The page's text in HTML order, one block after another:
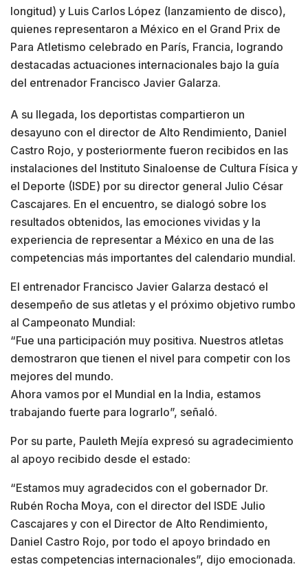
longitud) y Luis Carlos López (lanzamiento de disco),
quienes representaron a México en el Grand Prix de
Para Atletismo celebrado en París, Francia, logrando
destacadas actuaciones internacionales bajo la guía
del entrenador Francisco Javier Galarza.
A su llegada, los deportistas compartieron un
desayuno con el director de Alto Rendimiento, Daniel
Castro Rojo, y posteriormente fueron recibidos en las
instalaciones del Instituto Sinaloense de Cultura Física y
el Deporte (ISDE) por su director general Julio César
Cascajares. En el encuentro, se dialogó sobre los
resultados obtenidos, las emociones vividas y la
experiencia de representar a México en una de las
competencias más importantes del calendario mundial.
El entrenador Francisco Javier Galarza destacó el
desempeño de sus atletas y el próximo objetivo rumbo
al Campeonato Mundial:
“Fue una participación muy positiva. Nuestros atletas
demostraron que tienen el nivel para competir con los
mejores del mundo.
Ahora vamos por el Mundial en la India, estamos
trabajando fuerte para lograrlo”, señaló.
Por su parte, Pauleth Mejía expresó su agradecimiento
al apoyo recibido desde el estado:
“Estamos muy agradecidos con el gobernador Dr.
Rubén Rocha Moya, con el director del ISDE Julio
Cascajares y con el Director de Alto Rendimiento,
Daniel Castro Rojo, por todo el apoyo brindado en
estas competencias internacionales”, dijo emocionada.